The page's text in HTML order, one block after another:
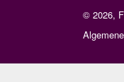
© 2026,